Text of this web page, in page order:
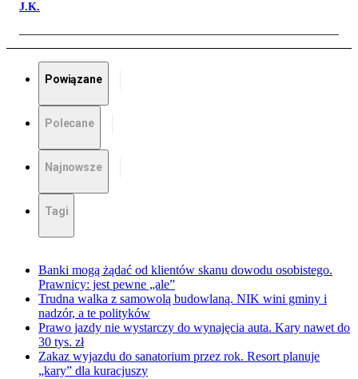
J.K.
Powiązane
Polecane
Najnowsze
Tagi
Banki mogą żądać od klientów skanu dowodu osobistego.
Prawnicy: jest pewne „ale”
Trudna walka z samowolą budowlaną. NIK wini gminy i
nadzór, a te polityków
Prawo jazdy nie wystarczy do wynajęcia auta. Kary nawet do
30 tys. zł
Zakaz wyjazdu do sanatorium przez rok. Resort planuje
„kary” dla kuracjuszy